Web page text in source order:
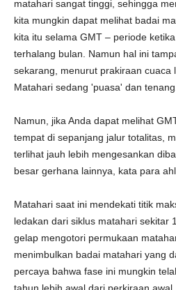
matahari sangat tinggi, sehingga
kita mungkin dapat melihat badai
kita itu selama GMT – periode
terhalang bulan. Namun hal ini
sekarang, menurut prakiraan cuaca
Matahari sedang 'puasa' dan tenang.
Namun, jika Anda dapat melihat
tempat di sepanjang jalur totalitas,
terlihat jauh lebih mengesankan
besar gerhana lainnya, kata para
Matahari saat ini mendekati titik
ledakan dari siklus matahari sekitar
gelap mengotori permukaan
menimbulkan badai matahari yang
percaya bahwa fase ini mungkin